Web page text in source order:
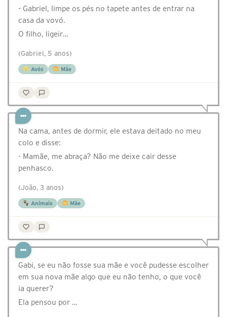
- Gabriel, limpe os pés no tapete antes de entrar na
casa da vovó.
O filho, ligeir…
(Gabriel, 5 anos)
Avós Mãe
Na cama, antes de dormir, ele estava deitado no meu
colo e disse:
- Mamãe, me abraça? Não me deixe cair desse
penhasco.
(João, 3 anos)
Animais Mãe
Gabi, se eu não fosse sua mãe e você pudesse escolher
em sua nova mãe algo que eu não tenho, o que você
ia querer?
Ela pensou por …